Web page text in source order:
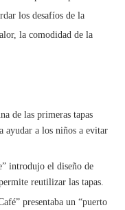
los desafíos de la
la comodidad de la
de las primeras tapas
ayudar a los niños a evitar
introdujo el diseño de
reutilizar las tapas.
presentaba un “puerto